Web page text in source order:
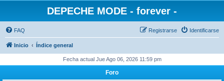
DEPECHE MODE - forever -
FAQ Identificarse
Registrarse
Inicio Índice general
Fecha actual Jue Ago 06, 2026 11:59 pm
Foro